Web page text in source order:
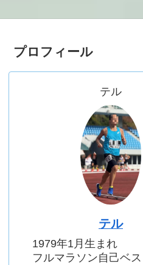
プロフィール
テル
テル
1979年1月生まれ
フルマラソン自己ベス